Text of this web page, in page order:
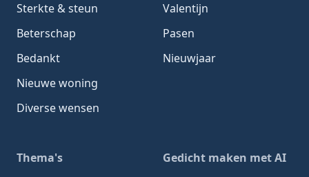
Sterkte & steun
Beterschap
Bedankt
Nieuwe woning
Diverse wensen
Valentijn
Pasen
Nieuwjaar
Thema's
Gedicht maken met AI